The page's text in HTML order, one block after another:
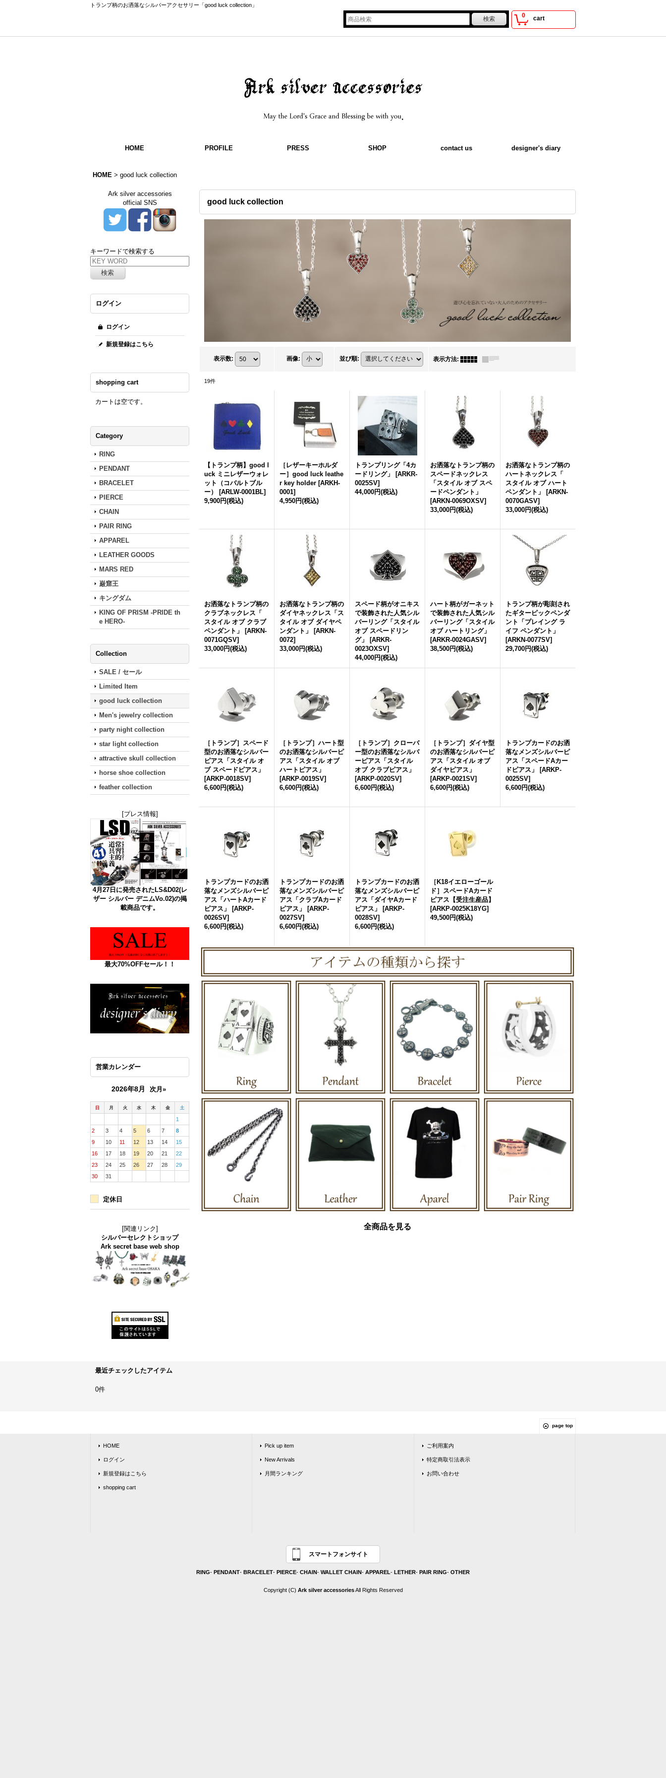
トランプ柄のお洒落なシルバーアクセサリー「good luck collection」
0 cart
HOME PROFILE PRESS SHOP contact us designer's diary
HOME > good luck collection
Ark silver accessories
official SNS
キーワードで検索する
ログイン
ログイン
新規登録はこちら
shopping cart
カートは空です。
Category
RING
PENDANT
BRACELET
PIERCE
CHAIN
PAIR RING
APPAREL
LEATHER GOODS
MARS RED
巌窟王
キングダム
KING OF PRISM -PRIDE th
e HERO-
Collection
SALE / セール
Limited Item
good luck collection
Men's jewelry collection
party night collection
star light collection
attractive skull collection
horse shoe collection
feather collection
[プレス情報]
4月27日に発売されたLS&D02(レ
ザー シルバー デニムVo.02)の掲
載商品です。
最大70%OFFセール！！
営業カレンダー
2026年8月 次月»
日 月 火 水 木 金 土
1
2
3 4 5 6 7
8
9
10 11 12 13 14
15
16
17 18 19 20 21
22
23
24 25 26 27 28
29
30
31
定休日
[関連リンク]
シルバーセレクトショップ
Ark secret base web shop
good luck collection
表示数: 画像: 並び順: 表示方法:
19件
【トランプ柄】good l
uck ミニレザーウォレ
ット（コバルトブル
ー）
[ARLW-0001BL]
9,900円(税込)
［レザーキーホルダ
ー］good luck leathe
r key holder [ARKH-
0001]
4,950円(税込)
トランプリング「4カ
ードリング」
[ARKR-
0025SV]
44,000円(税込)
お洒落なトランプ柄の
スペードネックレス
「スタイル オブ スペ
ードペンダント」
[ARKN-0069OXSV]
33,000円(税込)
お洒落なトランプ柄の
ハートネックレス「
スタイル オブ ハート
ペンダント」
[ARKN-
0070GASV]
33,000円(税込)
お洒落なトランプ柄の
クラブネックレス「
スタイル オブ クラブ
ペンダント」
[ARKN-
0071GQSV]
33,000円(税込)
お洒落なトランプ柄の
ダイヤネックレス「ス
タイル オブ ダイヤペ
ンダント」
[ARKN-
0072]
33,000円(税込)
スペード柄がオニキス
で装飾された人気シル
バーリング「スタイル
オブ スペードリン
グ」
[ARKR-
0023OXSV]
44,000円(税込)
ハート柄がガーネット
で装飾された人気シル
バーリング「スタイル
オブ ハートリング」
[ARKR-0024GASV]
38,500円(税込)
トランプ柄が彫刻され
たギターピックペンダ
ント「プレイング ラ
イフ ペンダント」
[ARKN-0077SV]
29,700円(税込)
［トランプ］スペード
型のお洒落なシルバー
ピアス「スタイル オ
ブ スペードピアス」
[ARKP-0018SV]
6,600円(税込)
［トランプ］ハート型
のお洒落なシルバーピ
アス「スタイル オブ
ハートピアス」
[ARKP-0019SV]
6,600円(税込)
［トランプ］クローバ
ー型のお洒落なシルバ
ーピアス「スタイル
オブ クラブピアス」
[ARKP-0020SV]
6,600円(税込)
［トランプ］ダイヤ型
のお洒落なシルバーピ
アス「スタイル オブ
ダイヤピアス」
[ARKP-0021SV]
6,600円(税込)
トランプカードのお洒
落なメンズシルバーピ
アス「スペードAカー
ドピアス」
[ARKP-
0025SV]
6,600円(税込)
トランプカードのお洒
落なメンズシルバーピ
アス「ハートAカード
ピアス」
[ARKP-
0026SV]
6,600円(税込)
トランプカードのお洒
落なメンズシルバーピ
アス「クラブAカード
ピアス」
[ARKP-
0027SV]
6,600円(税込)
トランプカードのお洒
落なメンズシルバーピ
アス「ダイヤAカード
ピアス」
[ARKP-
0028SV]
6,600円(税込)
［K18イエローゴール
ド］スペードAカード
ピアス【受注生産品】
[ARKP-0025K18YG]
49,500円(税込)
全商品を見る
最近チェックしたアイテム
0件
page top
HOME
ログイン
新規登録はこちら
shopping cart
Pick up item
New Arrivals
月間ランキング
ご利用案内
特定商取引法表示
お問い合わせ
スマートフォンサイト
RING- PENDANT- BRACELET- PIERCE- CHAIN- WALLET CHAIN- APPAREL- LETHER- PAIR RING- OTHER
Copyright (C) Ark silver accessoriesAll Rights Reserved